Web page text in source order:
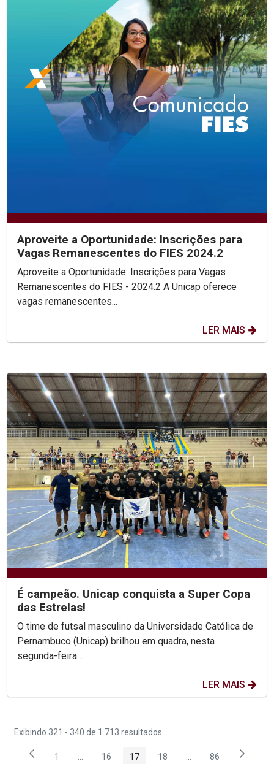
Aproveite a Oportunidade: Inscrições para
Vagas Remanescentes do FIES 2024.2
Aproveite a Oportunidade: Inscrições para Vagas
Remanescentes do FIES - 2024.2 A Unicap oferece
vagas remanescentes...
LER MAIS
É campeão. Unicap conquista a Super Copa
das Estrelas!
O time de futsal masculino da Universidade Católica de
Pernambuco (Unicap) brilhou em quadra, nesta
segunda-feira...
LER MAIS
Exibindo 321 - 340 de 1.713 resultados.
Página
1 Páginas intermediárias Usar ABA para navegar.
Página
16 Página
17 Página
18 PáginasPágina
86